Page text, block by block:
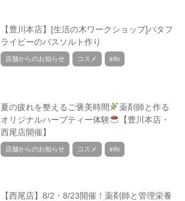
【豊川本店】[生活の木ワークショップ]バタフ
ライピーのバスソルト作り
店舗からのお知らせ コスメ info
夏の疲れを整えるご褒美時間
薬剤師と作る
オリジナルハーブティー体験
【豊川本店・
西尾店開催】
店舗からのお知らせ コスメ info
【西尾店】8/2・8/23開催！薬剤師と管理栄養